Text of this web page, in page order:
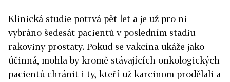
Klinická studie potrvá pět let a je už pro ni
vybráno šedesát pacientů v posledním stadiu
rakoviny prostaty. Pokud se vakcína ukáže jako
účinná, mohla by kromě stávajících onkologických
pacientů chránit i ty, kteří už karcinom prodělali a